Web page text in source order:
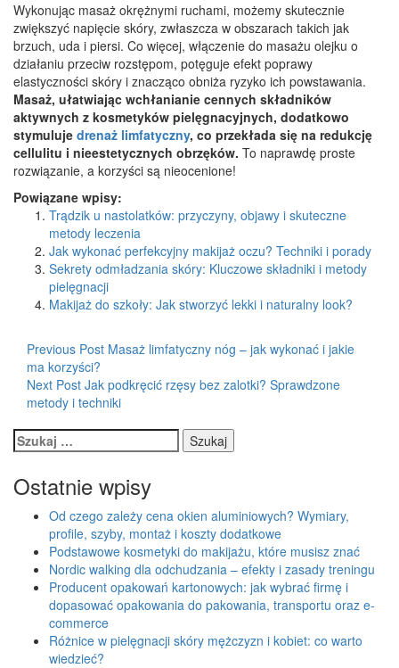
Wykonując masaż okrężnymi ruchami, możemy skutecznie
zwiększyć napięcie skóry, zwłaszcza w obszarach takich jak
brzuch, uda i piersi. Co więcej, włączenie do masażu olejku o
działaniu przeciw rozstępom, potęguje efekt poprawy
elastyczności skóry i znacząco obniża ryzyko ich powstawania.
Masaż, ułatwiając wchłanianie cennych składników
aktywnych z kosmetyków pielęgnacyjnych, dodatkowo
stymuluje drenaż limfatyczny, co przekłada się na redukcję
cellulitu i nieestetycznych obrzęków. To naprawdę proste
rozwiązanie, a korzyści są nieocenione!
Powiązane wpisy:
Trądzik u nastolatków: przyczyny, objawy i skuteczne
metody leczenia
Jak wykonać perfekcyjny makijaż oczu? Techniki i porady
Sekrety odmładzania skóry: Kluczowe składniki i metody
pielęgnacji
Makijaż do szkoły: Jak stworzyć lekki i naturalny look?
Previous Post Masaż limfatyczny nóg – jak wykonać i jakie
ma korzyści?
Next Post Jak podkręcić rzęsy bez zalotki? Sprawdzone
metody i techniki
Szukaj:
Ostatnie wpisy
Od czego zależy cena okien aluminiowych? Wymiary,
profile, szyby, montaż i koszty dodatkowe
Podstawowe kosmetyki do makijażu, które musisz znać
Nordic walking dla odchudzania – efekty i zasady treningu
Producent opakowań kartonowych: jak wybrać firmę i
dopasować opakowania do pakowania, transportu oraz e-
commerce
Różnice w pielęgnacji skóry mężczyzn i kobiet: co warto
wiedzieć?